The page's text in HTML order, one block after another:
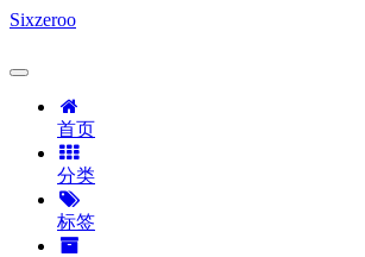
Sixzeroo
首页
分类
标签